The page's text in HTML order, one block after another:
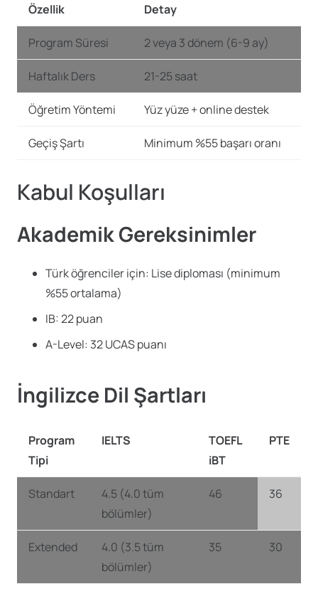
Özellik Detay
Program Süresi 2 veya 3 dönem (6-9 ay)
Haftalık Ders 21-25 saat
Öğretim Yöntemi Yüz yüze + online destek
Geçiş Şartı Minimum %55 başarı oranı
Kabul Koşulları
Akademik Gereksinimler
Türk öğrenciler için: Lise diploması (minimum
%55 ortalama)
IB: 22 puan
A-Level: 32 UCAS puanı
İngilizce Dil Şartları
Program
Tipi
IELTS
TOEFL
iBT
PTE
Standart
4.5 (4.0 tüm
bölümler)
46 36
Extended
4.0 (3.5 tüm
bölümler)
35 30